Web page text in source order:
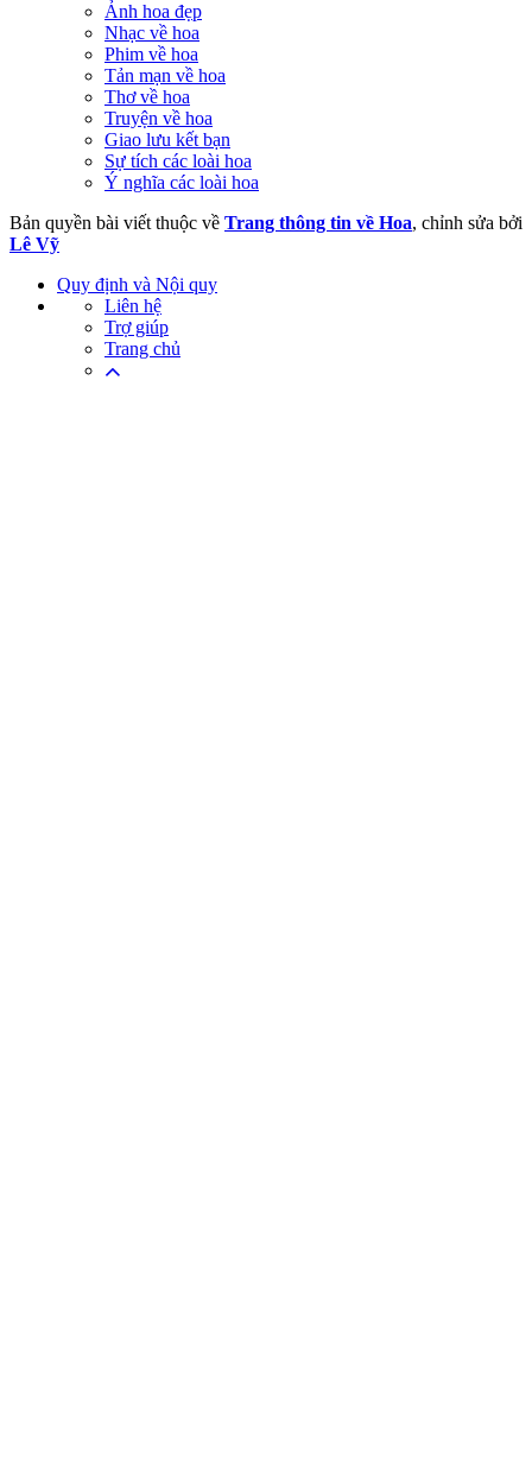
Ảnh hoa đẹp
Nhạc về hoa
Phim về hoa
Tản mạn về hoa
Thơ về hoa
Truyện về hoa
Giao lưu kết bạn
Sự tích các loài hoa
Ý nghĩa các loài hoa
Bản quyền bài viết thuộc về Trang thông tin về Hoa, chỉnh sửa bởi
Lê Vỹ
Quy định và Nội quy
Liên hệ
Trợ giúp
Trang chủ